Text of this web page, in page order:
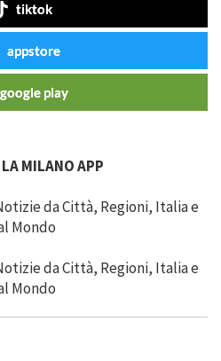
tiktok
appstore
google play
MILANO APP